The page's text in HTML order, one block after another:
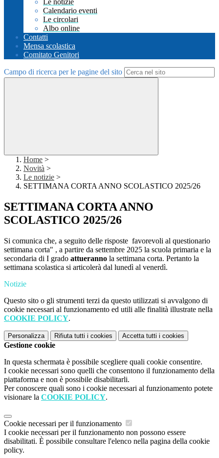
Le notizie
Calendario eventi
Le circolari
Albo online
Contatti
Mensa scolastica
Comitato Genitori
Campo di ricerca per le pagine del sito
Home >
Novità >
Le notizie >
SETTIMANA CORTA ANNO SCOLASTICO 2025/26
SETTIMANA CORTA ANNO
SCOLASTICO 2025/26
Si comunica che, a seguito delle risposte favorevoli al questionario
settimana corta" , a partire da settembre 2025 la scuola primaria e la
secondaria di I grado attueranno la settimana corta. Pertanto la
settimana scolastica si articolerà dal lunedì al venerdì.
Notizie
Questo sito o gli strumenti terzi da questo utilizzati si avvalgono di
cookie necessari al funzionamento ed utili alle finalità illustrate nella
COOKIE POLICY.
Personalizza Rifiuta tutti i cookies Accetta tutti i cookies
Gestione cookie
In questa schermata è possibile scegliere quali cookie consentire.
I cookie necessari sono quelli che consentono il funzionamento della
piattaforma e non è possibile disabilitarli.
Per conoscere quali sono i cookie necessari al funzionamento potete
visionare la COOKIE POLICY.
Cookie necessari per il funzionamento
I cookie necessari per il funzionamento non possono essere
disabilitati. È possibile consultare l'elenco nella pagina della cookie
policy.